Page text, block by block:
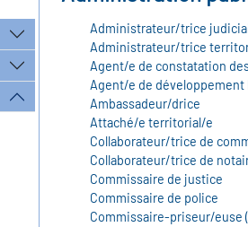
Administrateur/trice
Administrateur/trice
Agent/e de constatation
Agent/e de développement
Ambassadeur/drice
Attaché/e territorial/e
Collaborateur/trice de
Collaborateur/trice de
Commissaire de justice
Commissaire de police
Commissaire-priseur/euse